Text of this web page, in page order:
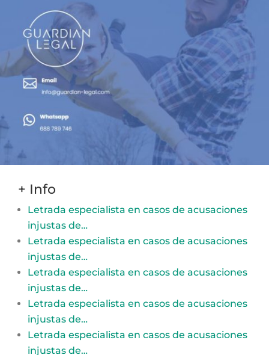
+ Info
Letrada especialista en casos de acusaciones
injustas de…
Letrada especialista en casos de acusaciones
injustas de…
Letrada especialista en casos de acusaciones
injustas de…
Letrada especialista en casos de acusaciones
injustas de…
Letrada especialista en casos de acusaciones
injustas de…